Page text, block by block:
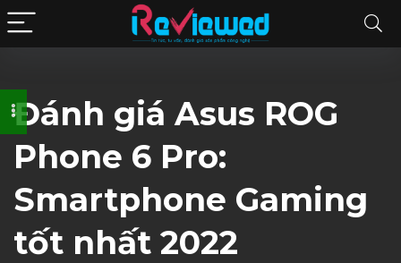
Đánh giá Asus ROG
Phone 6 Pro:
Smartphone Gaming
tốt nhất 2022